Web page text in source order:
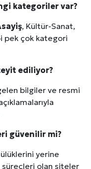
kategoriler var?
, Kültür-Sanat,
pek çok kategori
ediliyor?
bilgiler ve resmi
güvenilir mi?
yerine
süreçleri olan siteler
Web Sitenizin